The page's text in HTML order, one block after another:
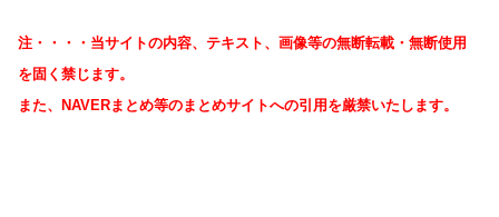
注・・・・当サイトの内容、テキスト、画像等の無断転載・無断使用
を固く禁じます。
また、NAVERまとめ等のまとめサイトへの引用を厳禁いたします。